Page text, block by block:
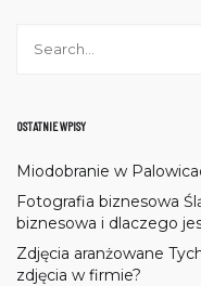
OSTATNIE WPISY
Miodobranie w
Fotografia biznesowa
biznesowa i dlaczego
Zdjęcia aranżowane
zdjęcia w firmie?